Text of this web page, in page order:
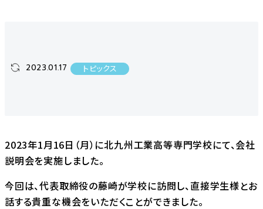
2023.01.17 トピックス
2023年1月16日（月）に北九州工業高等専門学校にて、会社
説明会を実施しました。
今回は、代表取締役の藤崎が学校に訪問し、直接学生様とお
話する貴重な機会をいただくことができました。